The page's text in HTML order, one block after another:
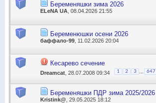
Беременяшки зима 2026
ELeNA UA , 08.04.2026 21:55
Беременюшки осени 2026
баффало-99 , 11.02.2026 20:04
Кесарево сечение
Dreamcat , 28.07.2008 09:34 1 2 3 647
Беременяшки ПДР зима 2025/2026
Kristink@ , 29.05.2025 18:12